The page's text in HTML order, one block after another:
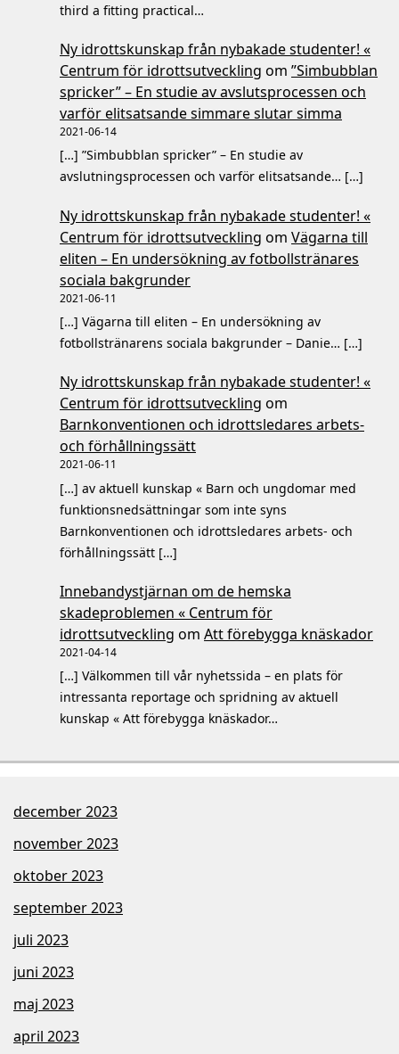
third a fitting practical…
Ny idrottskunskap från nybakade studenter! «
Centrum för idrottsutveckling om ”Simbubblan
spricker” – En studie av avslutsprocessen och
varför elitsatsande simmare slutar simma
2021-06-14
[…] ”Simbubblan spricker” – En studie av
avslutningsprocessen och varför elitsatsande… […]
Ny idrottskunskap från nybakade studenter! «
Centrum för idrottsutveckling om Vägarna till
eliten – En undersökning av fotbollstränares
sociala bakgrunder
2021-06-11
[…] Vägarna till eliten – En undersökning av
fotbollstränarens sociala bakgrunder – Danie… […]
Ny idrottskunskap från nybakade studenter! «
Centrum för idrottsutveckling om
Barnkonventionen och idrottsledares arbets-
och förhållningssätt
2021-06-11
[…] av aktuell kunskap « Barn och ungdomar med
funktionsnedsättningar som inte syns
Barnkonventionen och idrottsledares arbets- och
förhållningssätt […]
Innebandystjärnan om de hemska
skadeproblemen « Centrum för
idrottsutveckling om Att förebygga knäskador
2021-04-14
[…] Välkommen till vår nyhetssida – en plats för
intressanta reportage och spridning av aktuell
kunskap « Att förebygga knäskador…
december 2023
november 2023
oktober 2023
september 2023
juli 2023
juni 2023
maj 2023
april 2023